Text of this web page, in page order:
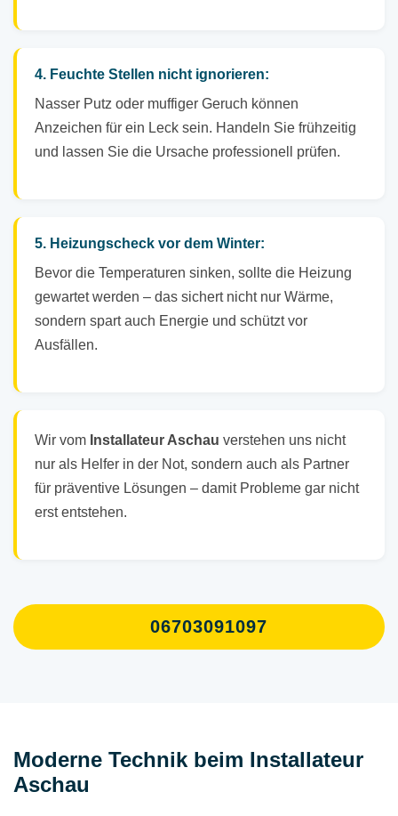
4. Feuchte Stellen nicht ignorieren:
Nasser Putz oder muffiger Geruch können
Anzeichen für ein Leck sein. Handeln Sie frühzeitig
und lassen Sie die Ursache professionell prüfen.
5. Heizungscheck vor dem Winter:
Bevor die Temperaturen sinken, sollte die Heizung
gewartet werden – das sichert nicht nur Wärme,
sondern spart auch Energie und schützt vor
Ausfällen.
Wir vom Installateur Aschau verstehen uns nicht
nur als Helfer in der Not, sondern auch als Partner
für präventive Lösungen – damit Probleme gar nicht
erst entstehen.
06703091097
Moderne Technik beim Installateur
Aschau